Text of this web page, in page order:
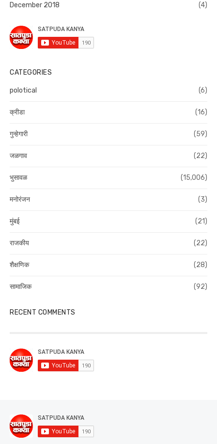
December 2018 (4)
CATEGORIES
polotical (6)
क्रीडा (16)
गुन्हेगारी (59)
जळगाव (22)
भुसावळ (15,006)
मनोरंजन (3)
मुंबई (21)
राजकीय (22)
शैक्षणिक (28)
सामाजिक (92)
RECENT COMMENTS